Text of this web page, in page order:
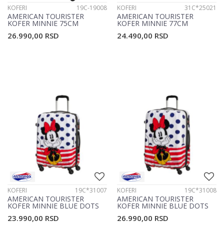
KOFERI 19C-19008
AMERICAN TOURISTER
KOFER MINNIE 75CM
26.990,00 RSD
KOFERI 31C*25021
AMERICAN TOURISTER
KOFER MINNIE 77CM
24.490,00 RSD
KOFERI 19C*31007
AMERICAN TOURISTER
KOFER MINNIE BLUE DOTS
23.990,00 RSD
KOFERI 19C*31008
AMERICAN TOURISTER
KOFER MINNIE BLUE DOTS
26.990,00 RSD